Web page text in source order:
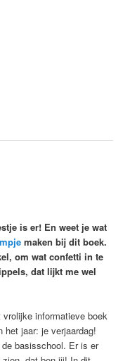
is er! En weet je wat
maken bij dit boek.
om wat confetti in te
dat lijkt me wel
informatieve boek
het jaar: je verjaardag!
basisschool. Er is er